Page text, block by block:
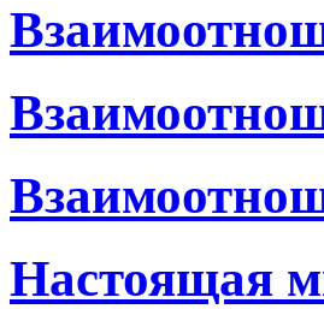
Настоящая